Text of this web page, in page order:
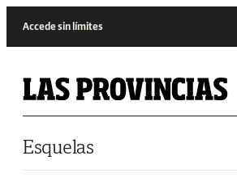
Accede sin límites
Esquelas